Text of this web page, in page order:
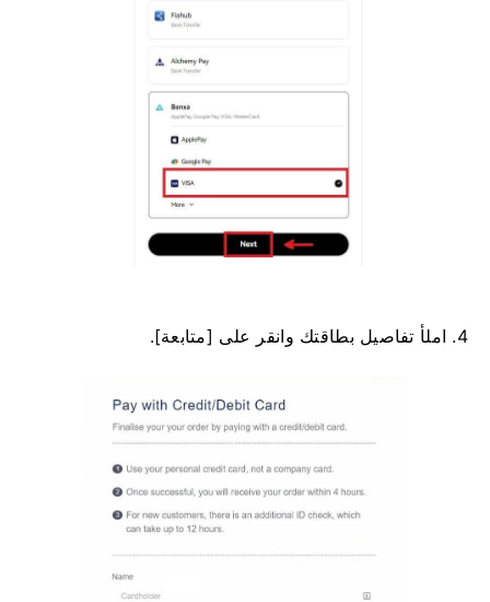
4. املأ تفاصيل بطاقتك وانقر على [متابعة].